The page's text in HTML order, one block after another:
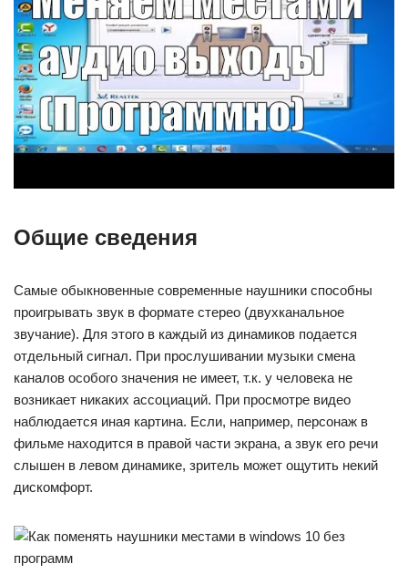
Общие сведения
Самые обыкновенные современные наушники способны
проигрывать звук в формате стерео (двухканальное
звучание). Для этого в каждый из динамиков подается
отдельный сигнал. При прослушивании музыки смена
каналов особого значения не имеет, т.к. у человека не
возникает никаких ассоциаций. При просмотре видео
наблюдается иная картина. Если, например, персонаж в
фильме находится в правой части экрана, а звук его речи
слышен в левом динамике, зритель может ощутить некий
дискомфорт.